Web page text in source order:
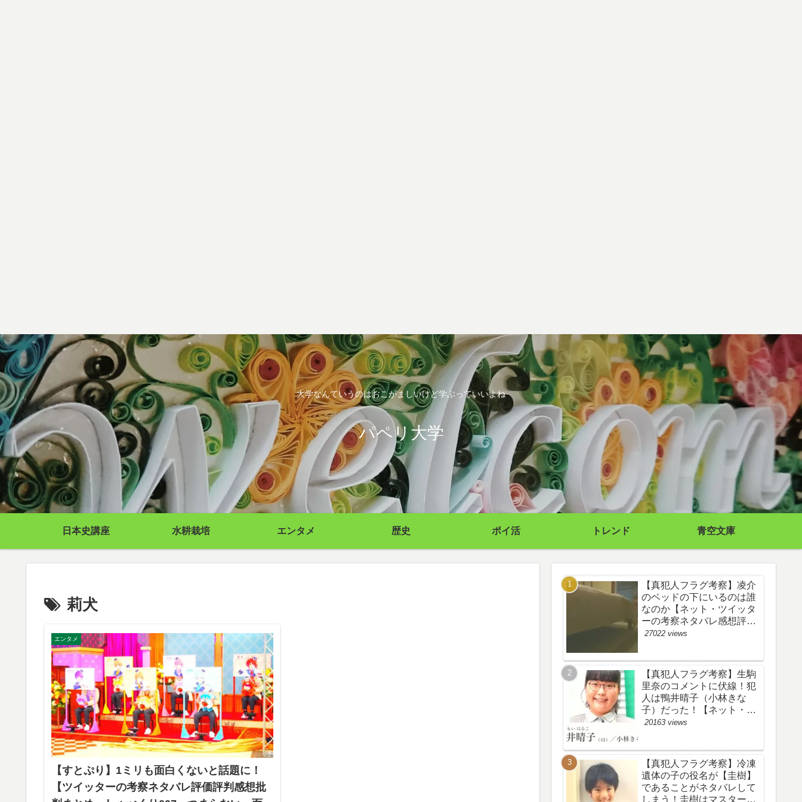
大学なんていうのはおこがましいけど学ぶっていいよね
パペリ大学
日本史講座 水耕栽培 エンタメ 歴史 ポイ活 トレンド 青空文庫
莉犬
エンタメ
【すとぷり】1ミリも面白くないと話題に！
【ツイッターの考察ネタバレ評価評判感想批
【真犯人フラグ考察】凌介
のベッドの下にいるのは誰
なのか【ネット・ツイッタ
ーの考察ネタバレ感想評価
評判あらすじ原作犯人キャ
27022 views
【真犯人フラグ考察】生駒
里奈のコメントに伏線！犯
人は鴨井晴子（小林きな
子）だった！【ネット・ツ
イッターの考察ネタバレ感
め・鴨居晴子】
20163 views
【真犯人フラグ考察】冷凍
遺体の子の役名が【圭樹】
であることがネタバレして
しまう！圭樹はマスター日